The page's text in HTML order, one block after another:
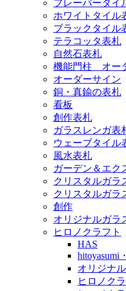
フレーバータイ
ホワイトタイル
ブラックタイル
テラコッタ表札
自然石表札
機能門柱 オー
オーダーサイン
銅・真鍮の表札
看板
創作表札
ガラスレンガ表
ウェーブタイル
風水表札
ガーデン＆エク
クリスタルガラ
クリスタルガラ
創作
オリジナルガラ
ヒロノクラフト
HAS
hitoyasumi
オリジナ
ヒロノク